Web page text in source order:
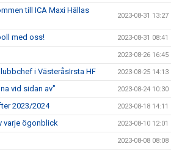
till ICA Maxi Hällas
2023-08-31 13:27
med oss! 2023-08-31 08:41
2023-08-26 16:45
i VästeråsIrsta HF 2023-08-25 14:13
vid sidan av" 2023-08-24 10:30
2023/2024 2023-08-18 14:11
varje ögonblick 2023-08-10 12:01
2023-08-08 08:08